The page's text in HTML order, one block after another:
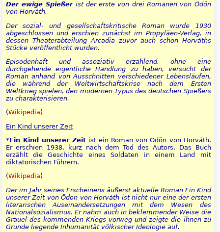
Der ewige Spießerist der erste von drei Romanen von Ödön
von Horváth.
Der sozial- und gesellschaftskritische Roman wurde 1930
abgeschlossen und erschien zunächst im Propyläen-Verlag, in
dessen Theaterabteilung Arcadia zuvor auch schon Horváths
Stücke veröffentlicht wurden.
Episodenhaft und assoziativ erzählend, ohne eine
durchgehende eigentliche Handlung zu haben, versucht der
Roman anhand von Ausschnitten verschiedener Lebensläufen,
die während der Weltwirtschaftskrise nach dem Ersten
Weltkrieg spielen, den modernen Typus des deutschen Spießers
zu charakterisieren.
(Wikipedia)
Ein Kind unserer Zeit
*Ein Kind unserer Zeitist ein Roman von Ödön von Horváth.
Er erschien 1938, kurz nach dem Tod des Autors. Das Buch
erzählt die Geschichte eines Soldaten in einem Land mit
diktatorischen Führern.
(Wikipedia)
Der im Jahr seines Erscheinens äußerst aktuelle Roman Ein Kind
unserer Zeit von Ödön von Horváth ist nicht nur eine der ersten
literarischen Auseinandersetzungen mit dem Wesen des
Nationalsozialismus. Er nahm auch in beklemmender Weise die
Gräuel des kommenden Kriegs vorweg und zeigte die ihnen zu
Grunde liegende Inhumanität völkischer Ideologie auf.